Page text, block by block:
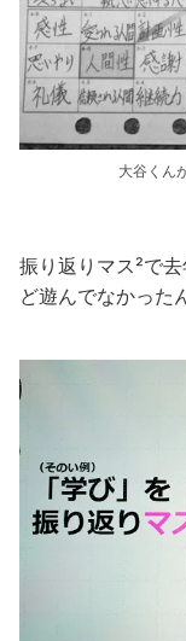
大谷くん
振り返りマス²で
ど遊んでなかった